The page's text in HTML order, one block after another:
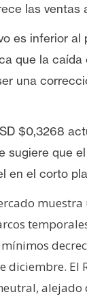
las ventas
es inferior al
que la caída
una
$0,3268
sugiere que
en el corto
muestra
diciembre. El
alejado